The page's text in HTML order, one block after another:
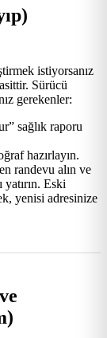
istiyorsanız
Sürücü
gerekenler:
sağlık raporu
hazırlayın.
randevu alın ve
Eski
yenisi adresinize